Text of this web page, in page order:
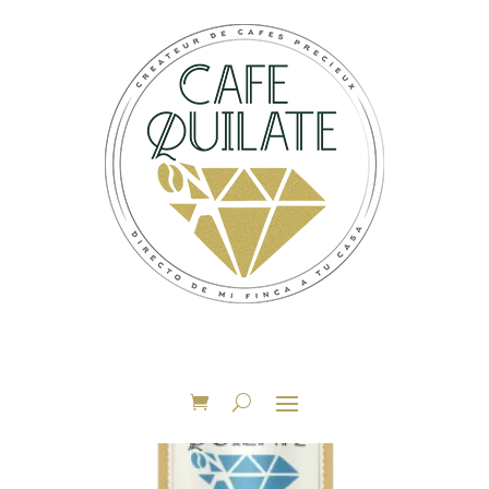
/ Produits identifiés “Miel Rouge”
Miel Rouge
Voici le seul résultat